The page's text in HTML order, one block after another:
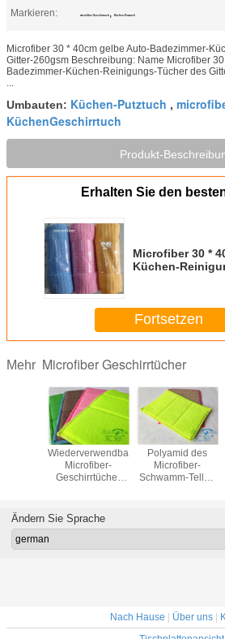
Markieren:
microfiber Geschirrtuch , Küchen-Putztuch
Microfiber 30 * 40cm gelbe Auto-Badezimmer-
Gitter-260gsm Beschreibung: Name Microfiber
Badezimmer-Küchen-Reinigungs-Tücher des
...
Umbauten: Küchen-Putztuch ,
KüchenGeschirrtuch
Produkt-
Erhalten Sie den
Microfiber 30 *
Küchen-
Fortsetzen
Mehr Microfiber Geschirrtücher
Wiederverwendbare
Microfiber-
Geschirrtücher
23cm
Polyamid des
Microfiber-
Schwamm-Teller-
Gelb-20%
Ändern Sie Sprache
Nach Hause | Über uns|